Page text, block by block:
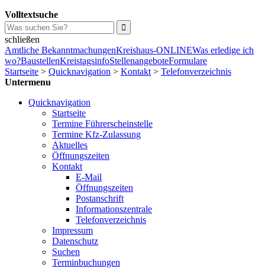
Volltextsuche
schließen
Amtliche BekanntmachungenKreishaus-ONLINEWas erledige ich
wo?BaustellenKreistagsinfoStellenangeboteFormulare
Startseite > Quicknavigation > Kontakt > Telefonverzeichnis
Untermenu
Quicknavigation
Startseite
Termine Führerscheinstelle
Termine Kfz-Zulassung
Aktuelles
Öffnungszeiten
Kontakt
E-Mail
Öffnungszeiten
Postanschrift
Informationszentrale
Telefonverzeichnis
Impressum
Datenschutz
Suchen
Terminbuchungen